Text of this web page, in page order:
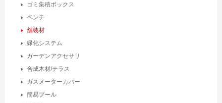
ゴミ集積ボックス
ベンチ
舗装材
緑化システム
ガーデンアクセサリ
合成木材/テラス
ガスメーターカバー
簡易プール